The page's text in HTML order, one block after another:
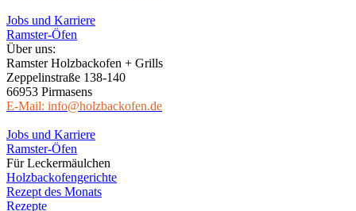
Jobs und Karriere
Ramster-Öfen
Über uns:
Ramster Holzbackofen + Grills
Zeppelinstraße 138-140
66953 Pirmasens
E-Mail: info@holzbackofen.de
Jobs und Karriere
Ramster-Öfen
Für Leckermäulchen
Holzbackofengerichte
Rezept des Monats
Rezepte